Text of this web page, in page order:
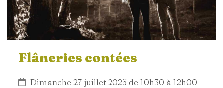
Flâneries contées
Dimanche 27 juillet 2025 de 10h30 à 12h00